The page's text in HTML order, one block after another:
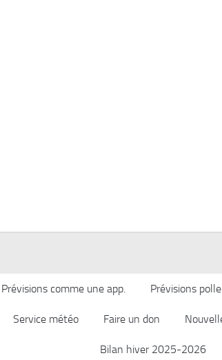
Prévisions comme une app. Prévisions
Service météo Faire un don
Bilan hiver 2025-2026